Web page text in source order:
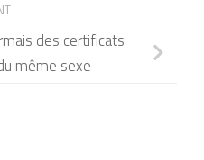
des certificats
même sexe